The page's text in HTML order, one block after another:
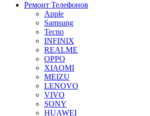
Ремонт Телефонов
Apple
Samsung
Tecno
INFINIX
REALME
OPPO
XIAOMI
MEIZU
LENOVO
VIVO
SONY
HUAWEI